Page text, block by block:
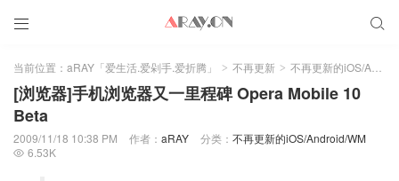
 
当前位置： aRAY「爱生活.爱剁手.爱折腾」 > 不再更新 > 不再更新的iOS/Android/WM
[浏览器]手机浏览器又一里程碑 Opera Mobile 10
Beta
2009/11/18 10:38 PM 作者： aRAY 分类： 不再更新的iOS/Android/WM
 6.53K